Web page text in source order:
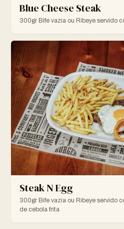
Blue Cheese Steak
300gr Bife vazia ou Ribeye servido
Steak N Egg
300gr Bife vazia ou Ribeye servido
de cebola frita